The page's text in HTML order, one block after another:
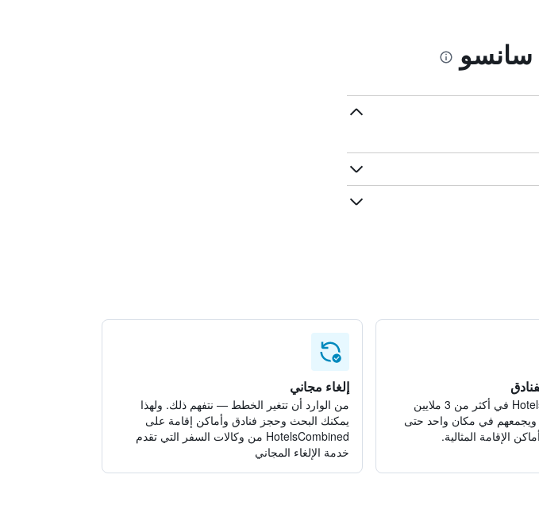
سانسو
يبحث HotelsCombined في أكثر من 3 ملايين
ويجمعهم في مكان واحد حتى
الإقامة المثالية.
إلغاء مجاني
من الوارد أن تتغير الخطط — نتفهم ذلك. ولهذا
يمكنك البحث وحجز فنادق وأماكن إقامة على
HotelsCombined من وكالات السفر التي تقدم
خدمة الإلغاء المجاني